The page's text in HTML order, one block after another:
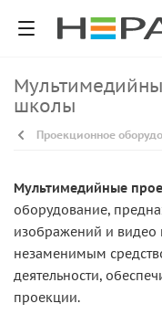
Мультимедийные проекторы EIKI для
школы
Проекционное
Мультимедийные
оборудование,
изображений и видео
незаменимым
деятельности,
проекции.